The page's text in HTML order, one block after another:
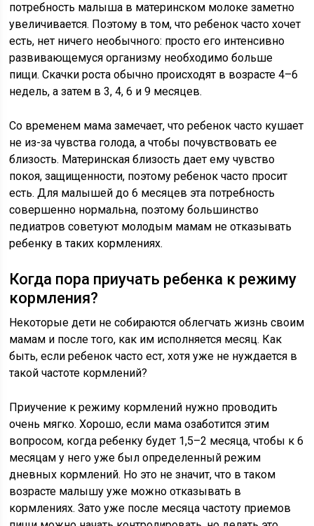
потребность малыша в материнском молоке заметно
увеличивается. Поэтому в том, что ребенок часто хочет
есть, нет ничего необычного: просто его интенсивно
развивающемуся организму необходимо больше
пищи. Скачки роста обычно происходят в возрасте 4–6
недель, а затем в 3, 4, 6 и 9 месяцев.
Со временем мама замечает, что ребенок часто кушает
не из-за чувства голода, а чтобы почувствовать ее
близость. Материнская близость дает ему чувство
покоя, защищенности, поэтому ребенок часто просит
есть. Для малышей до 6 месяцев эта потребность
совершенно нормальна, поэтому большинство
педиатров советуют молодым мамам не отказывать
ребенку в таких кормлениях.
Когда пора приучать ребенка к режиму
кормления?
Некоторые дети не собираются облегчать жизнь своим
мамам и после того, как им исполняется месяц. Как
быть, если ребенок часто ест, хотя уже не нуждается в
такой частоте кормлений?
Приучение к режиму кормлений нужно проводить
очень мягко. Хорошо, если мама озаботится этим
вопросом, когда ребенку будет 1,5–2 месяца, чтобы к 6
месяцам у него уже был определенный режим
дневных кормлений. Но это не значит, что в таком
возрасте малышу уже можно отказывать в
кормлениях. Зато уже после месяца частоту приемов